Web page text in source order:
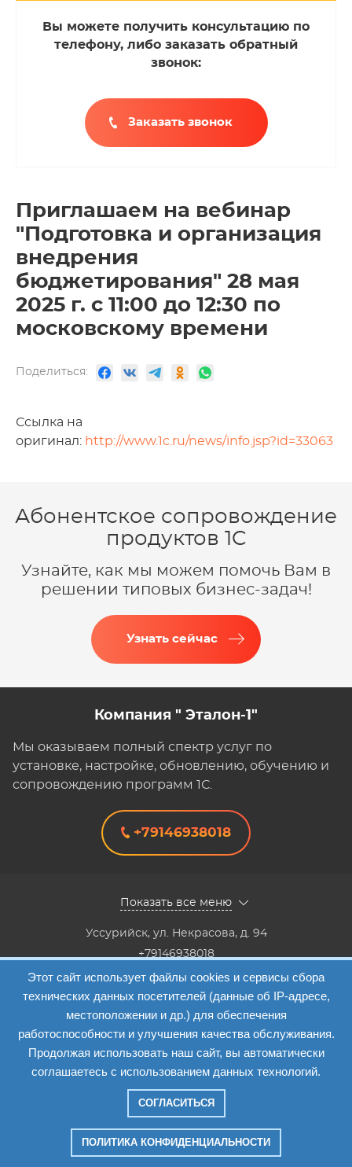
Этот сайт использует файлы cookies и сервисы сбора
технических данных посетителей (данные об IP-адресе,
местоположении и др.) для обеспечения
работоспособности и улучшения качества обслуживания.
Продолжая использовать наш сайт, вы автоматически
соглашаетесь с использованием данных технологий.
СОГЛАСИТЬСЯ
ПОЛИТИКА КОНФИДЕНЦИАЛЬНОСТИ
Вы можете получить консультацию по
телефону, либо заказать обратный
звонок:
Заказать звонок
Приглашаем на вебинар
"Подготовка и организация
внедрения
бюджетирования" 28 мая
2025 г. с 11:00 до 12:30 по
московскому времени
Поделиться:
Ссылка на
оригинал: http://www.1c.ru/news/info.jsp?id=33063
Абонентское сопровождение
продуктов 1C
Узнайте, как мы можем помочь Вам в
решении типовых бизнес-задач!
Узнать сейчас
Компания " Эталон-1"
Мы оказываем полный спектр услуг по
установке, настройке, обновлению, обучению и
сопровождению программ 1С.
+79146938018
Показать все меню
Уссурийск, ул. Некрасова, д. 94
+79146938018
8(4234) 333-147, 8(4234) 333-818,8(4234) 38-40-20,8(4234)